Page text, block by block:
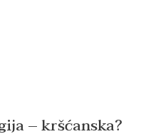
– kršćanska?